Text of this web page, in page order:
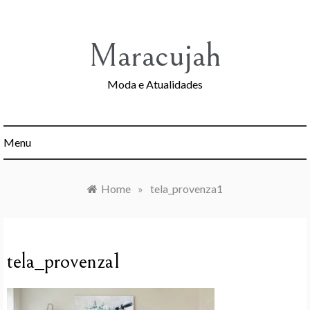
Maracujah
Moda e Atualidades
Menu
Home » tela_provenza1
tela_provenza1